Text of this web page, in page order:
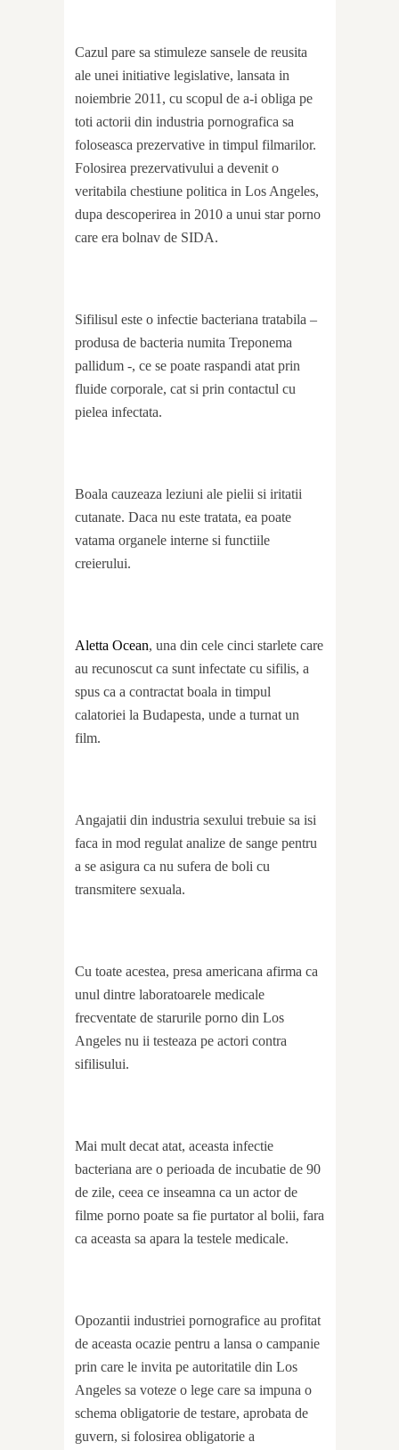
Cazul pare sa stimuleze sansele de reusita
ale unei initiative legislative, lansata in
noiembrie 2011, cu scopul de a-i obliga pe
toti actorii din industria pornografica sa
foloseasca prezervative in timpul filmarilor.
Folosirea prezervativului a devenit o
veritabila chestiune politica in Los Angeles,
dupa descoperirea in 2010 a unui star porno
care era bolnav de SIDA.
Sifilisul este o infectie bacteriana tratabila –
produsa de bacteria numita Treponema
pallidum -, ce se poate raspandi atat prin
fluide corporale, cat si prin contactul cu
pielea infectata.
Boala cauzeaza leziuni ale pielii si iritatii
cutanate. Daca nu este tratata, ea poate
vatama organele interne si functiile
creierului.
Aletta Ocean, una din cele cinci starlete care
au recunoscut ca sunt infectate cu sifilis, a
spus ca a contractat boala in timpul
calatoriei la Budapesta, unde a turnat un
film.
Angajatii din industria sexului trebuie sa isi
faca in mod regulat analize de sange pentru
a se asigura ca nu sufera de boli cu
transmitere sexuala.
Cu toate acestea, presa americana afirma ca
unul dintre laboratoarele medicale
frecventate de starurile porno din Los
Angeles nu ii testeaza pe actori contra
sifilisului.
Mai mult decat atat, aceasta infectie
bacteriana are o perioada de incubatie de 90
de zile, ceea ce inseamna ca un actor de
filme porno poate sa fie purtator al bolii, fara
ca aceasta sa apara la testele medicale.
Opozantii industriei pornografice au profitat
de aceasta ocazie pentru a lansa o campanie
prin care le invita pe autoritatile din Los
Angeles sa voteze o lege care sa impuna o
schema obligatorie de testare, aprobata de
guvern, si folosirea obligatorie a